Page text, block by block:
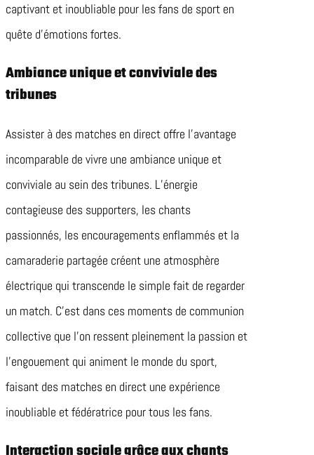
captivant et inoubliable pour les fans de sport en
quête d’émotions fortes.
Ambiance unique et conviviale des
tribunes
Assister à des matches en direct offre l’avantage
incomparable de vivre une ambiance unique et
conviviale au sein des tribunes. L’énergie
contagieuse des supporters, les chants
passionnés, les encouragements enflammés et la
camaraderie partagée créent une atmosphère
électrique qui transcende le simple fait de regarder
un match. C’est dans ces moments de communion
collective que l’on ressent pleinement la passion et
l’engouement qui animent le monde du sport,
faisant des matches en direct une expérience
inoubliable et fédératrice pour tous les fans.